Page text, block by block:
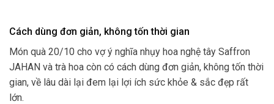
Cách dùng đơn giản, không tốn thời gian
Món quà 20/10 cho vợ ý nghĩa nhụy hoa nghệ tây Saffron
JAHAN và trà hoa còn có cách dùng đơn giản, không tốn thời
gian, về lâu dài lại đem lại lợi ích sức khỏe & sắc đẹp rất
lớn.